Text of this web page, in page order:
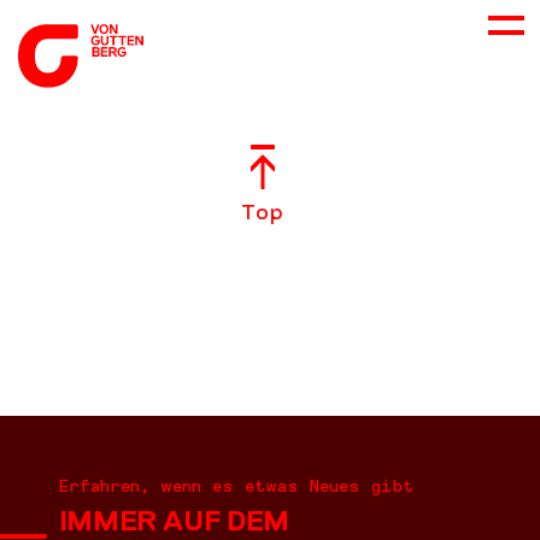
Top
Erfahren, wenn es etwas Neues gibt
IMMER AUF DEM